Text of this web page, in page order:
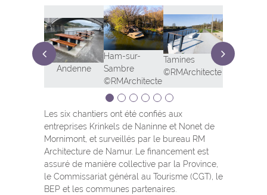
Andenne
Ham-sur-
Sambre
©RMArchitecte
Tamines
©RMArchitecte
Les six chantiers ont été confiés aux
entreprises Krinkels de Naninne et Nonet de
Mornimont, et surveillés par le bureau RM
Architecture de Namur. Le financement est
assuré de manière collective par la Province,
le Commissariat général au Tourisme (CGT), le
BEP et les communes partenaires.